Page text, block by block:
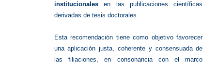
institucionalesen las publicaciones científicas
derivadas de tesis doctorales.
Esta recomendación tiene como objetivo favorecer
una aplicación justa, coherente y consensuada de
las filiaciones, en consonancia con el marco